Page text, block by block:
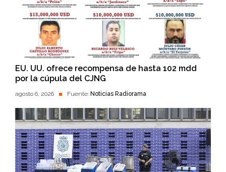
EU. UU. ofrece recompensa de hasta 102 mdd
por la cúpula del CJNG
agosto 6, 2026 Fuente: Noticias Radiorama